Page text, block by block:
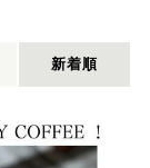
新着順